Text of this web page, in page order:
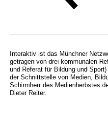
Interaktiv ist das Münchner
getragen von drei kommunalen
und Referat für Bildung und
der Schnittstelle von Medien,
Schirmherr des Medienherbstes
Dieter Reiter.